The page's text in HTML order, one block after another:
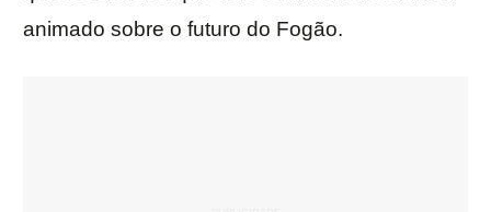
animado sobre o futuro do Fogão.